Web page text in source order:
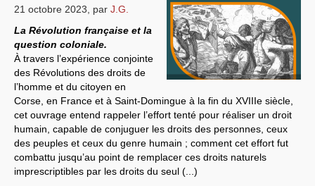
21 octobre 2023 par J.G.
La Révolution française et la
question coloniale.
À travers l’expérience conjointe
des Révolutions des droits de
l’homme et du citoyen en
Corse, en France et à Saint-Domingue à la fin du XVIIIe siècle,
cet ouvrage entend rappeler l’effort tenté pour réaliser un droit
humain, capable de conjuguer les droits des personnes, ceux
des peuples et ceux du genre humain ; comment cet effort fut
combattu jusqu’au point de remplacer ces droits naturels
imprescriptibles par les droits du seul (...)